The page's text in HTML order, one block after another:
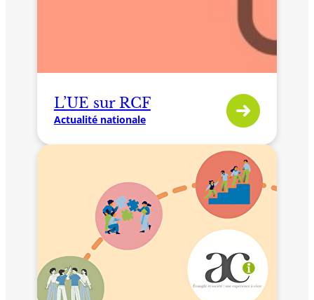
L’UE sur RCF
Actualité nationale